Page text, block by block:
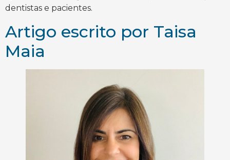
dentistas e pacientes.
Artigo escrito por Taisa
Maia